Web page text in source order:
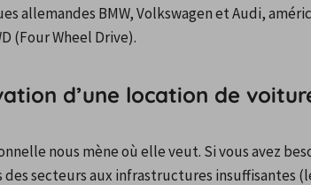
allemandes BMW, Volkswagen et Audi,
(Four Wheel Drive).
d’une location de
nous mène où elle veut. Si vous avez
des secteurs aux infrastructures insuffisantes